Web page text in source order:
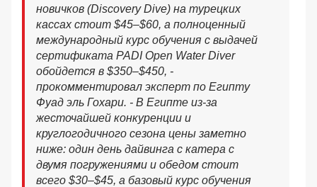
новичков (Discovery Dive) на турецких
кассах стоит $45–$60, а полноценный
международный курс обучения с выдачей
сертификата PADI Open Water Diver
обойдется в $350–$450, -
прокомментировал эксперт по Египту
Фуад эль Гохари. - В Египте из-за
жесточайшей конкуренции и
круглогодичного сезона цены заметно
ниже: один день дайвинга с катера с
двумя погружениями и обедом стоит
всего $30–$45, а базовый курс обучения